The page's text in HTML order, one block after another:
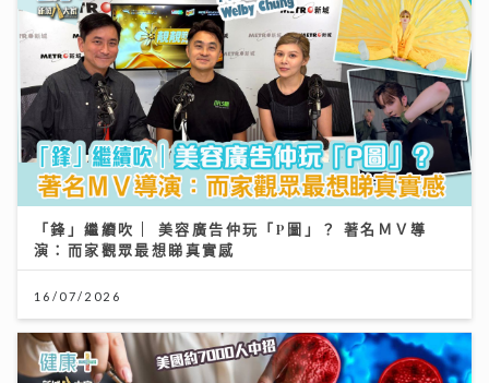
「鋒」繼續吹 | 美容廣告仲玩「P圖」？ 著名ＭＶ導
演：而家觀眾最想睇真實感
16/07/2026